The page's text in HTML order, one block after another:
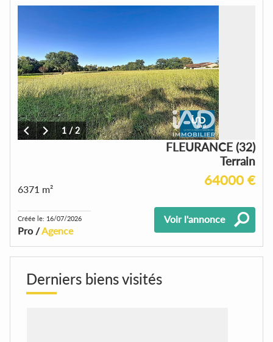
1/2
FLEURANCE (32)
Terrain
64000 €
6371 m²
Créée le: 16/07/2026
Pro /Agence
Voir l'annonce
Derniers biens visités